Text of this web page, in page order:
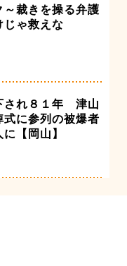
～裁きを操る弁護
じゃ救えな
され８１年 津山
に参列の被爆者
【岡山】